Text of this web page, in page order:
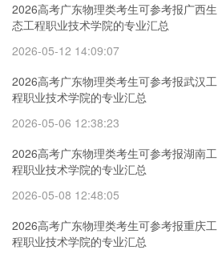
2026高考广东物理类考生可参考报广西生
态工程职业技术学院的专业汇总
2026-05-12 14:09:07
2026高考广东物理类考生可参考报武汉工
程职业技术学院的专业汇总
2026-05-06 12:38:23
2026高考广东物理类考生可参考报湖南工
程职业技术学院的专业汇总
2026-05-08 12:48:05
2026高考广东物理类考生可参考报重庆工
程职业技术学院的专业汇总